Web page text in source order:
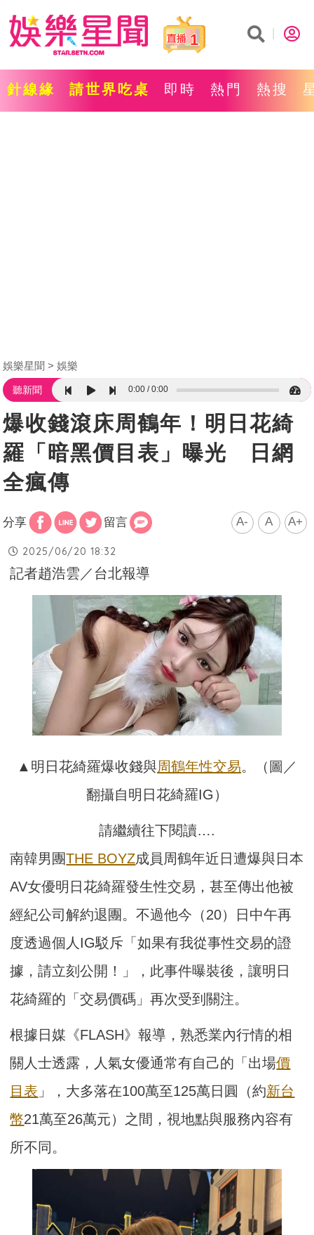
1
針線緣 請世界吃桌 即時 熱門 熱搜
娛樂星聞 娛樂
聽新聞 0:00 0:00
爆收錢滾床周鶴年！明日花綺
羅「暗黑價目表」曝光 日網
全瘋傳
分享 留言 A- A A+
2025/06/20 18:32
記者趙浩雲／台北報導
▲明日花綺羅爆收錢與周鶴年性交易。（圖／
翻攝自明日花綺羅IG）
請繼續往下閱讀….
南韓男團THE BOYZ成員周鶴年近日遭爆與日本
AV女優明日花綺羅發生性交易，甚至傳出他被
經紀公司解約退團。不過他今（20）日中午再
度透過個人IG駁斥「如果有我從事性交易的證
據，請立刻公開！」，此事件曝裝後，讓明日
花綺羅的「交易價碼」再次受到關注。
根據日媒《FLASH》報導，熟悉業內行情的相
關人士透露，人氣女優通常有自己的「出場價
目表 」，大多落在100萬至125萬日圓（約新台
幣21萬至26萬元）之間，視地點與服務內容有
所不同。